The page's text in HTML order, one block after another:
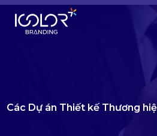
#
Các Dự án Thiết kế Thương
Đã có 9000+ khách hàng tin tưởng sử